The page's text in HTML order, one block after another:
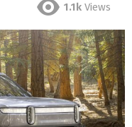
1.1k Views